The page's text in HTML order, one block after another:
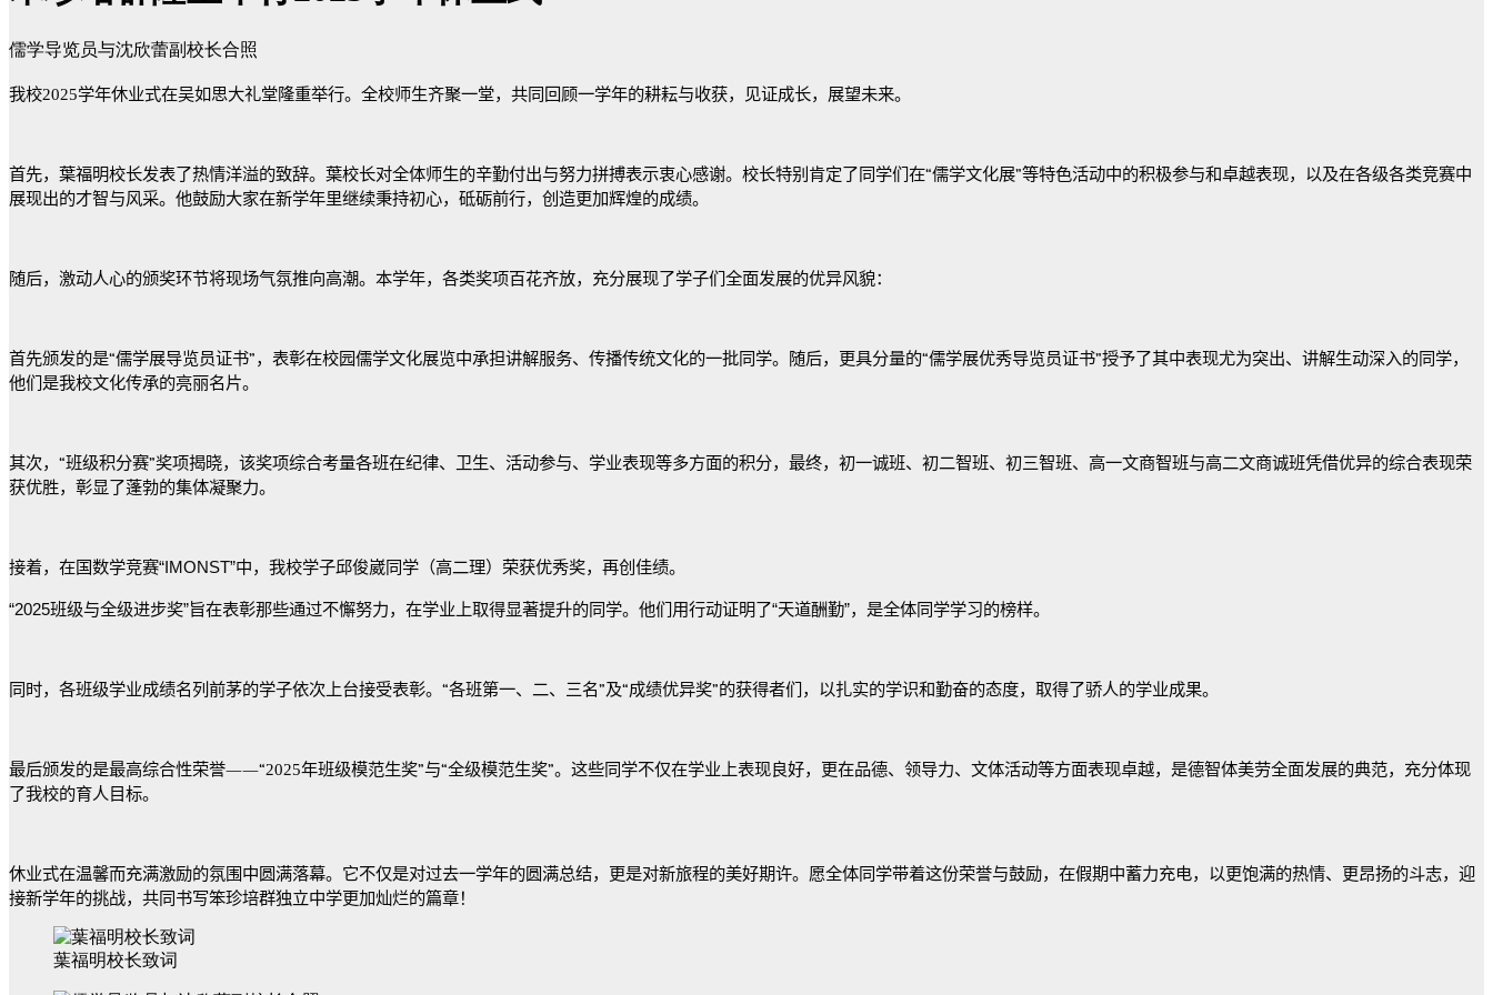
儒学导览员与沈欣蕾副校长合照
我校2025学年休业式在吴如思大礼堂隆重举行。全校师生齐聚一堂，共同回顾一学年的耕耘与收获，见证成长，展望未来。
首先，葉福明校长发表了热情洋溢的致辞。葉校长对全体师生的辛勤付出与努力拼搏表示衷心感谢。校长特别肯定了同学们在“儒学文化展”等特色活动中的积极参与和卓越表现，以及在各级各类竞赛中
展现出的才智与风采。他鼓励大家在新学年里继续秉持初心，砥砺前行，创造更加辉煌的成绩。
随后，激动人心的颁奖环节将现场气氛推向高潮。本学年，各类奖项百花齐放，充分展现了学子们全面发展的优异风貌：
首先颁发的是“儒学展导览员证书”，表彰在校园儒学文化展览中承担讲解服务、传播传统文化的一批同学。随后，更具分量的“儒学展优秀导览员证书”授予了其中表现尤为突出、讲解生动深入的同学，
他们是我校文化传承的亮丽名片。
其次， “班级积分赛”奖项揭晓，该奖项综合考量各班在纪律、卫生、活动参与、学业表现等多方面的积分，最终，初一诚班、初二智班、初三智班、高一文商智班与高二文商诚班凭借优异的综合表现荣
获优胜，彰显了蓬勃的集体凝聚力。
接着，在国数学竞赛“IMONST”中，我校学子邱俊崴同学（高二理）荣获优秀奖，再创佳绩。
“2025班级与全级进步奖”旨在表彰那些通过不懈努力，在学业上取得显著提升的同学。他们用行动证明了“天道酬勤”，是全体同学学习的榜样。
同时，各班级学业成绩名列前茅的学子依次上台接受表彰。 “各班第一、二、三名”及“成绩优异奖”的获得者们，以扎实的学识和勤奋的态度，取得了骄人的学业成果。
最后颁发的是最高综合性荣誉——“2025年班级模范生奖”与“全级模范生奖”。这些同学不仅在学业上表现良好，更在品德、领导力、文体活动等方面表现卓越，是德智体美劳全面发展的典范，充分体现
了我校的育人目标。
休业式在温馨而充满激励的氛围中圆满落幕。它不仅是对过去一学年的圆满总结，更是对新旅程的美好期许。愿全体同学带着这份荣誉与鼓励，在假期中蓄力充电，以更饱满的热情、更昂扬的斗志，迎
接新学年的挑战，共同书写笨珍培群独立中学更加灿烂的篇章！
葉福明校长致词